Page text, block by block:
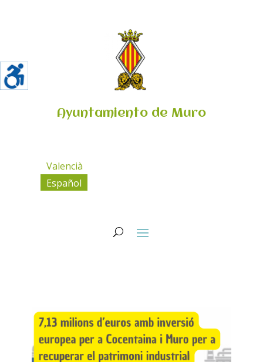
Ayuntamiento de Muro
Valencià
Español